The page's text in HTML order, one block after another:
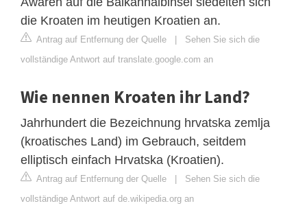
die Kroaten im heutigen Kroatien an.
Antrag auf Entfernung der Quelle | Sehen Sie sich die
vollständige Antwort auf translate.google.com an
Wie nennen Kroaten ihr Land?
Jahrhundert die Bezeichnung hrvatska zemlja
(kroatisches Land) im Gebrauch, seitdem
elliptisch einfach Hrvatska (Kroatien).
Antrag auf Entfernung der Quelle | Sehen Sie sich die
vollständige Antwort auf de.wikipedia.org an